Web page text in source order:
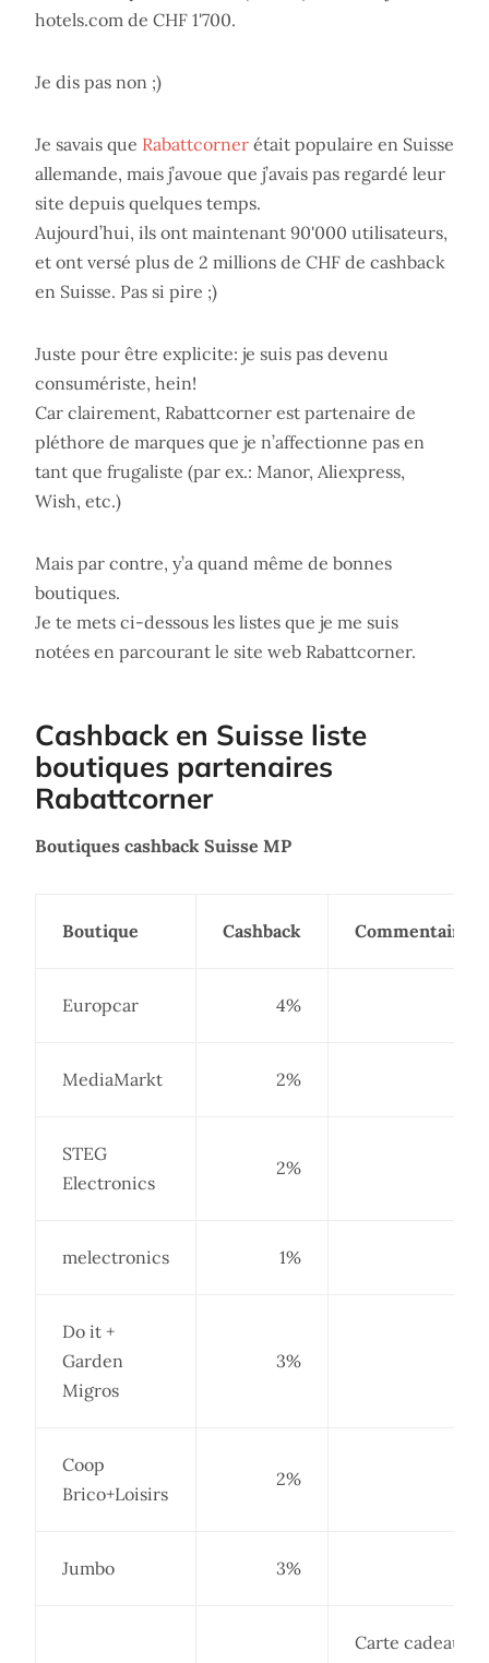
hotels.com de CHF 1'700.
Je dis pas non ;)
Je savais que Rabattcorner était populaire en Suisse
allemande, mais j’avoue que j’avais pas regardé leur
site depuis quelques temps.
Aujourd’hui, ils ont maintenant 90'000 utilisateurs,
et ont versé plus de 2 millions de CHF de cashback
en Suisse. Pas si pire ;)
Juste pour être explicite: je suis pas devenu
consumériste, hein!
Car clairement, Rabattcorner est partenaire de
pléthore de marques que je n’affectionne pas en
tant que frugaliste (par ex.: Manor, Aliexpress,
Wish, etc.)
Mais par contre, y’a quand même de bonnes
boutiques.
Je te mets ci-dessous les listes que je me suis
notées en parcourant le site web Rabattcorner.
Cashback en Suisse liste
boutiques partenaires
Rabattcorner
Boutiques cashback Suisse MP
Boutique Cashback Commentaire
Europcar 4%
MediaMarkt 2%
STEG
Electronics
2%
melectronics 1%
Do it +
Garden
Migros
3%
Coop
Brico+Loisirs
2%
Jumbo 3%
Carte cadeau